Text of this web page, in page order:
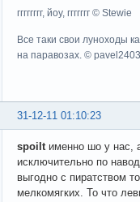
гггггггг, йоу, ггггггг © Stewie
Все таки свои луноходы
на паравозах. © pavel2403
31-12-11 01:10:23
spoiltименно шо у нас,
исключительно по
выгодно с пиратством
мелкомягких. То что